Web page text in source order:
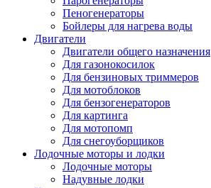
Пеногенераторы
Бойлеры для нагрева воды
Двигатели
Двигатели общего назначения
Для газонокосилок
Для бензиновых триммеров
Для мотоблоков
Для бензогенераторов
Для картинга
Для мотопомп
Для снегоуборщиков
Лодочные моторы и лодки
Лодочные моторы
Надувные лодки